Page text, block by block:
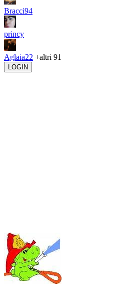
Bracci94
princy
Aglaia22 +altri 91
LOGIN